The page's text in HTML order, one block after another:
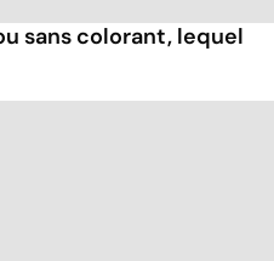
sans colorant, lequel